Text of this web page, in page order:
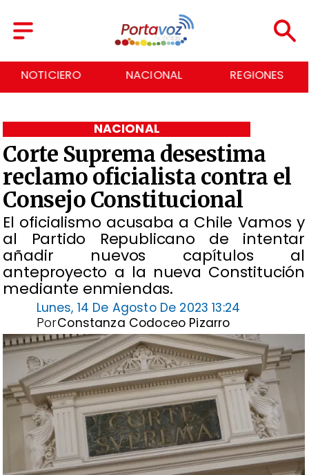
NACIONAL REGIONES ECONOMÍA
Corte Suprema desestima
reclamo oficialista contra el
Consejo Constitucional
El oficialismo acusaba a Chile Vamos y
al Partido Republicano de intentar
añadir nuevos capítulos al
anteproyecto a la nueva Constitución
mediante enmiendas.
NACIONAL
Lunes, 14 De Agosto De 2023 13:24
Constanza Codoceo Pizarro
Por